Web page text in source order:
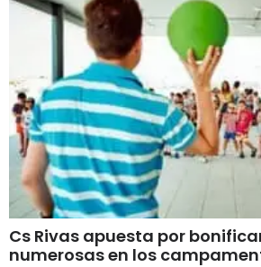
Cs Rivas apuesta por
numerosas en los